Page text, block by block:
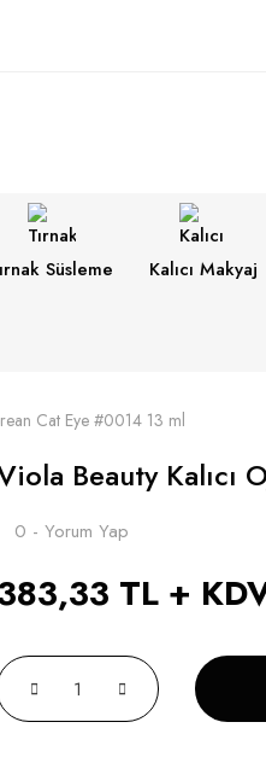
Süsleme Kalıcı Makyaj
Cat Eye #0014 13 ml
Beauty Kalıcı
0 - Yorum Yap
TL +